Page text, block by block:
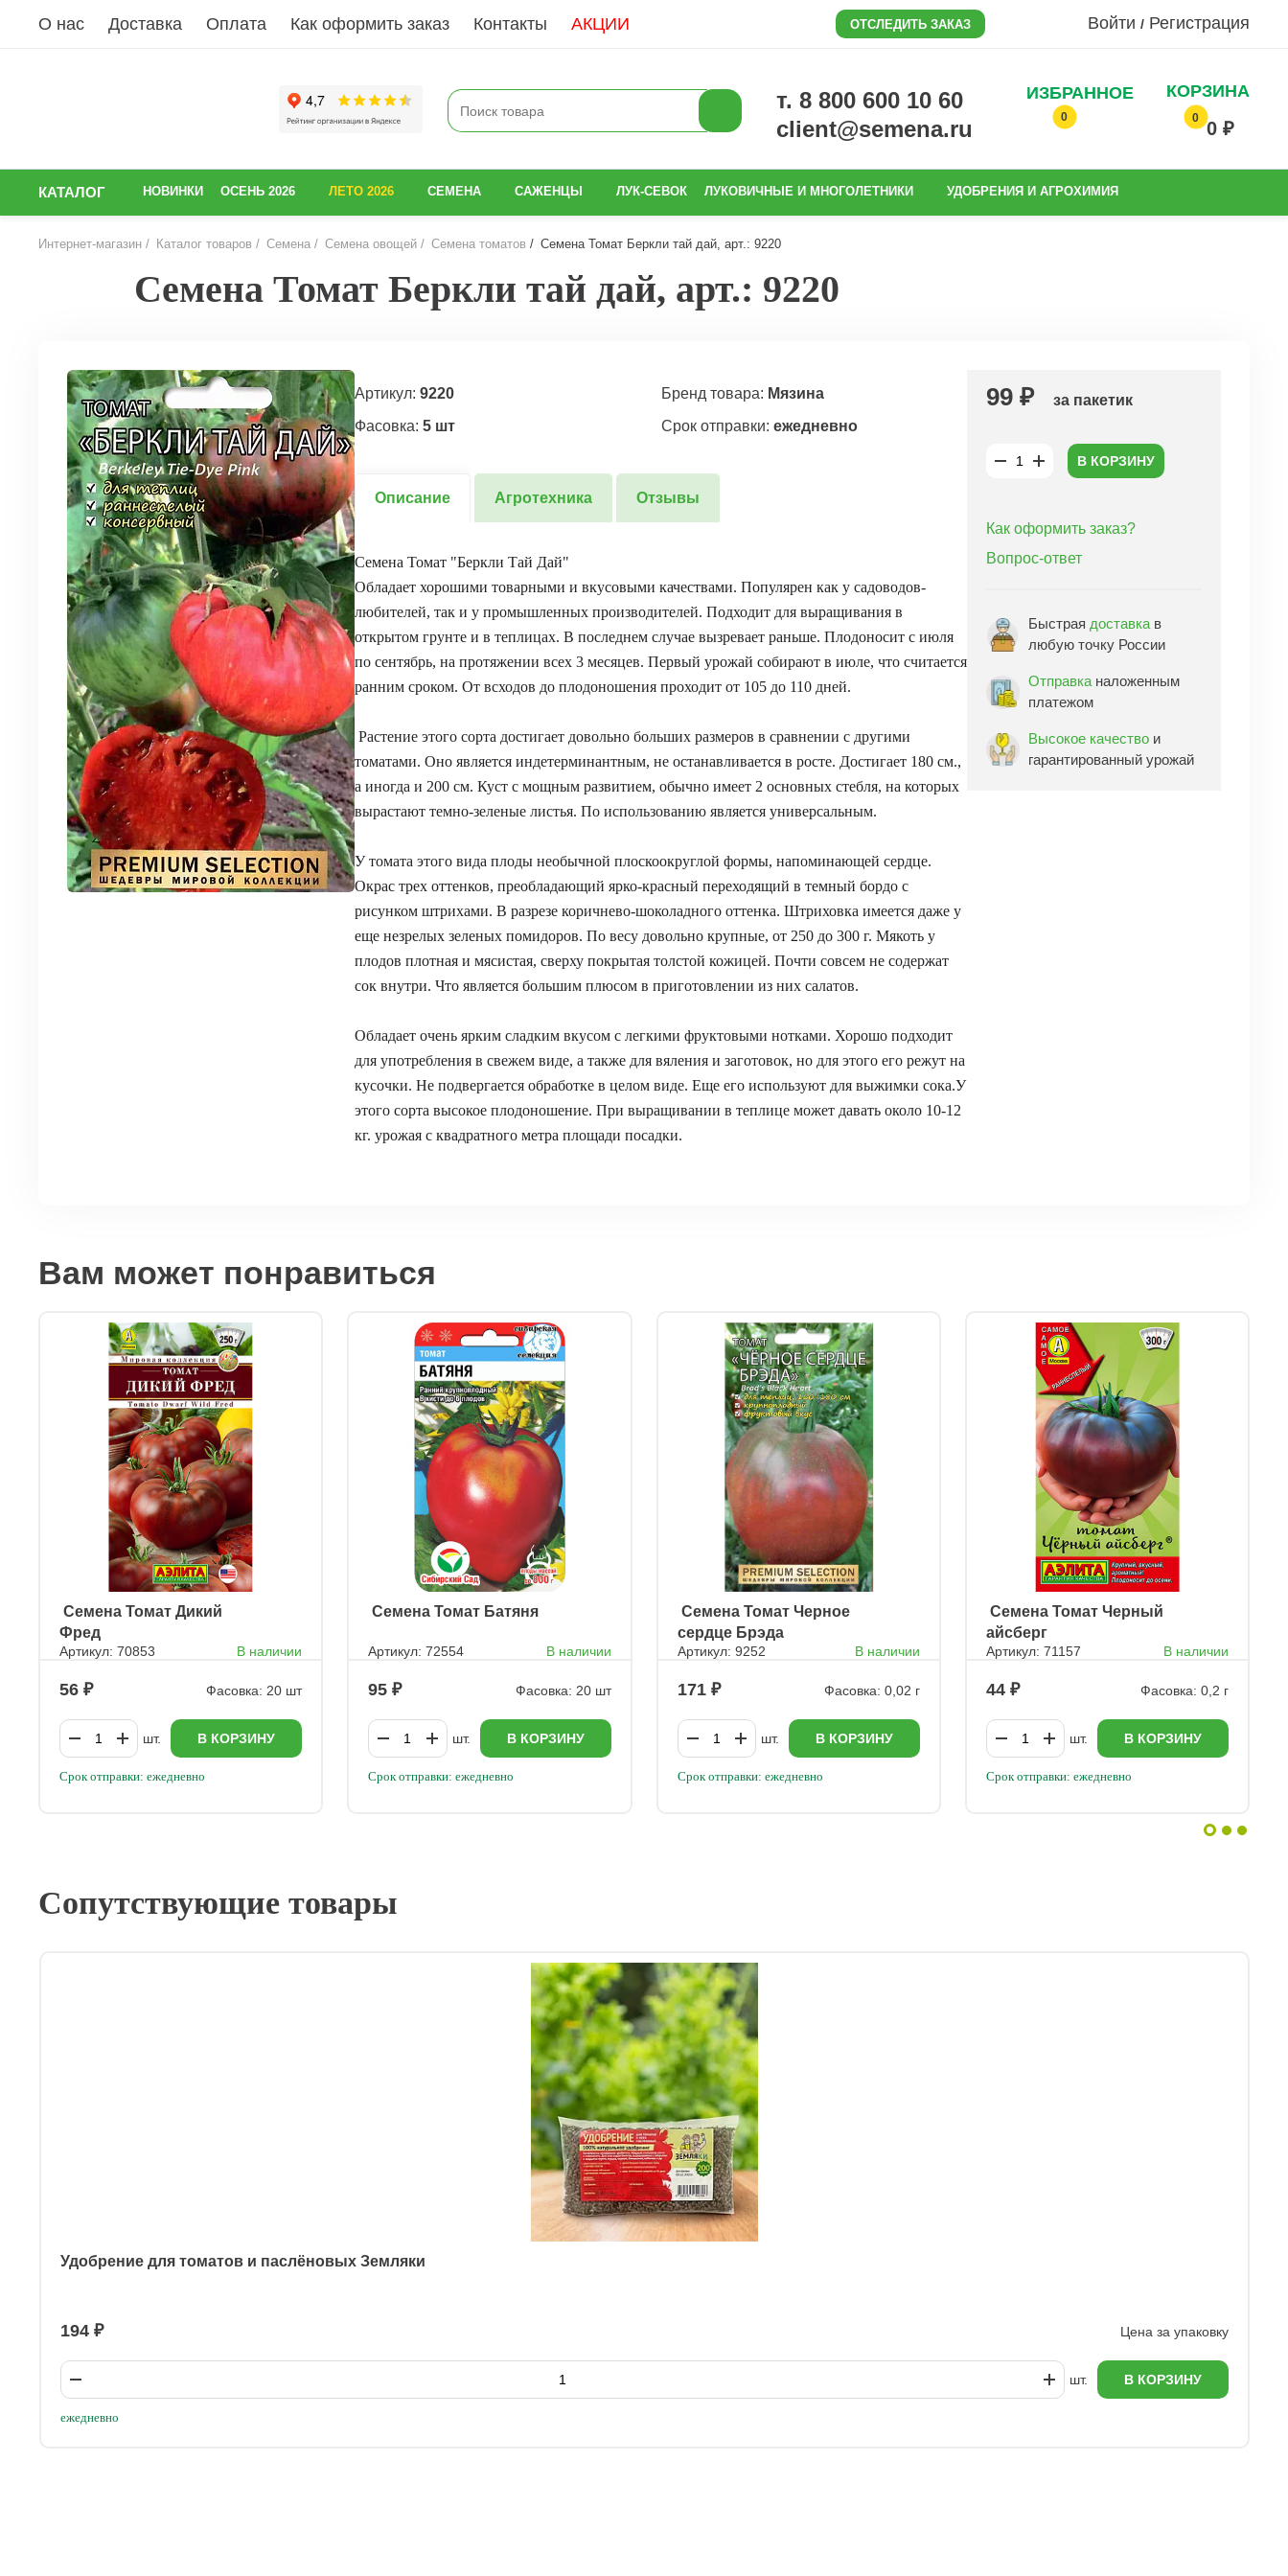
О нас Доставка Оплата Как оформить заказ Контакты АКЦИИ ОТСЛЕДИТЬ ЗАКАЗ Войти / Регистрация
т. 8 800 600 10 60
client@semena.ru
ИЗБРАННОЕ
0
КОРЗИНА
0
0 ₽
КАТАЛОГ НОВИНКИ ОСЕНЬ 2026 ЛЕТО 2026 СЕМЕНА САЖЕНЦЫ ЛУК-СЕВОК ЛУКОВИЧНЫЕ И МНОГОЛЕТНИКИ УДОБРЕНИЯ И АГРОХИМИЯ
Интернет-магазин Каталог товаров Семена Семена овощей Семена томатов Семена Томат Беркли тай дай, арт.: 9220
Семена Томат Беркли тай дай, арт.: 9220
Артикул: 9220 Бренд товара: Мязина
Фасовка: 5 шт Срок отправки: ежедневно
Описание Агротехника Отзывы
Семена Томат "Беркли Тай Дай"
Обладает хорошими товарными и вкусовыми качествами. Популярен как у садоводов-
любителей, так и у промышленных производителей. Подходит для выращивания в
открытом грунте и в теплицах. В последнем случае вызревает раньше. Плодоносит с июля
по сентябрь, на протяжении всех 3 месяцев. Первый урожай собирают в июле, что считается
ранним сроком. От всходов до плодоношения проходит от 105 до 110 дней.
Растение этого сорта достигает довольно больших размеров в сравнении с другими
томатами. Оно является индетерминантным, не останавливается в росте. Достигает 180 см.,
а иногда и 200 см. Куст с мощным развитием, обычно имеет 2 основных стебля, на которых
вырастают темно-зеленые листья. По использованию является универсальным.
У томата этого вида плоды необычной плоскоокруглой формы, напоминающей сердце.
Окрас трех оттенков, преобладающий ярко-красный переходящий в темный бордо с
рисунком штрихами. В разрезе коричнево-шоколадного оттенка. Штриховка имеется даже у
еще незрелых зеленых помидоров. По весу довольно крупные, от 250 до 300 г. Мякоть у
плодов плотная и мясистая, сверху покрытая толстой кожицей. Почти совсем не содержат
сок внутри. Что является большим плюсом в приготовлении из них салатов.
Обладает очень ярким сладким вкусом с легкими фруктовыми нотками. Хорошо подходит
для употребления в свежем виде, а также для вяления и заготовок, но для этого его режут на
кусочки. Не подвергается обработке в целом виде. Еще его используют для выжимки сока.У
этого сорта высокое плодоношение. При выращивании в теплице может давать около 10-12
кг. урожая с квадратного метра площади посадки.
99 ₽ за пакетик
В КОРЗИНУ
Как оформить заказ?
Вопрос-ответ
Быстрая доставка в
любую точку России
Отправка наложенным
платежом
Высокое качество и
гарантированный урожай
Вам может понравиться
ㅤ Семена Томат Дикий
Фред
Артикул: 70853 В наличии
56 Фасовка: 20 шт
шт. В КОРЗИНУ
Срок отправки: ежедневно
ㅤ Семена Томат Батяня
Артикул: 72554 В наличии
95 Фасовка: 20 шт
шт. В КОРЗИНУ
Срок отправки: ежедневно
ㅤ Семена Томат Черное
сердце Брэда
Артикул: 9252 В наличии
171 Фасовка: 0,02 г
шт. В КОРЗИНУ
Срок отправки: ежедневно
ㅤ Семена Томат Черный
айсберг
Артикул: 71157 В наличии
44 Фасовка: 0,2 г
шт. В КОРЗИНУ
Срок отправки: ежедневно
Сопутствующие товары
Удобрение для томатов и паслёновых Земляки
194 ₽ Цена за упаковку
шт. В КОРЗИНУ
ежедневно